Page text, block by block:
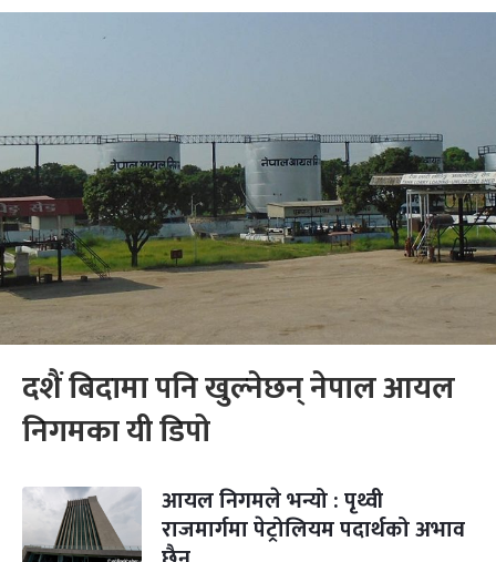
दशैं बिदामा पनि खुल्नेछन् नेपाल आयल
निगमका यी डिपो
आयल निगमले भन्यो : पृथ्वी
राजमार्गमा पेट्रोलियम पदार्थको अभाव